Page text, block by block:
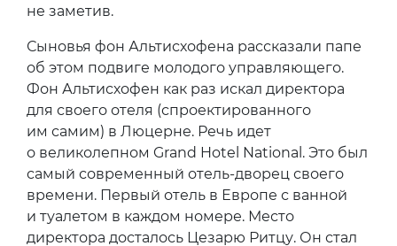
не заметив.
Сыновья фон Альтисхофена рассказали папе
об этом подвиге молодого управляющего.
Фон Альтисхофен как раз искал директора
для своего отеля (спроектированного
им самим) в Люцерне. Речь идет
о великолепном Grand Hotel National. Это был
самый современный отель-дворец своего
времени. Первый отель в Европе с ванной
и туалетом в каждом номере. Место
директора досталось Цезарю Ритцу. Он стал